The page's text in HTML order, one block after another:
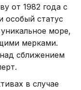
от 1982 года с
особый статус
море,
мерками.
сближением
в случае